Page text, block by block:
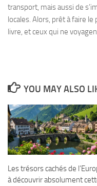
transport, mais aussi de
locales. Alors, prêt à faire
livre, et ceux qui ne
YOU MAY ALSO
Les trésors cachés de
à découvrir absolument